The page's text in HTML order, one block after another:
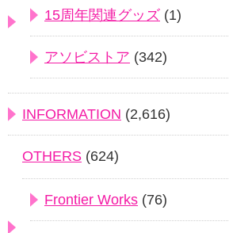
15周年関連グッズ (1)
アソビストア (342)
INFORMATION (2,616)
OTHERS (624)
Frontier Works (76)